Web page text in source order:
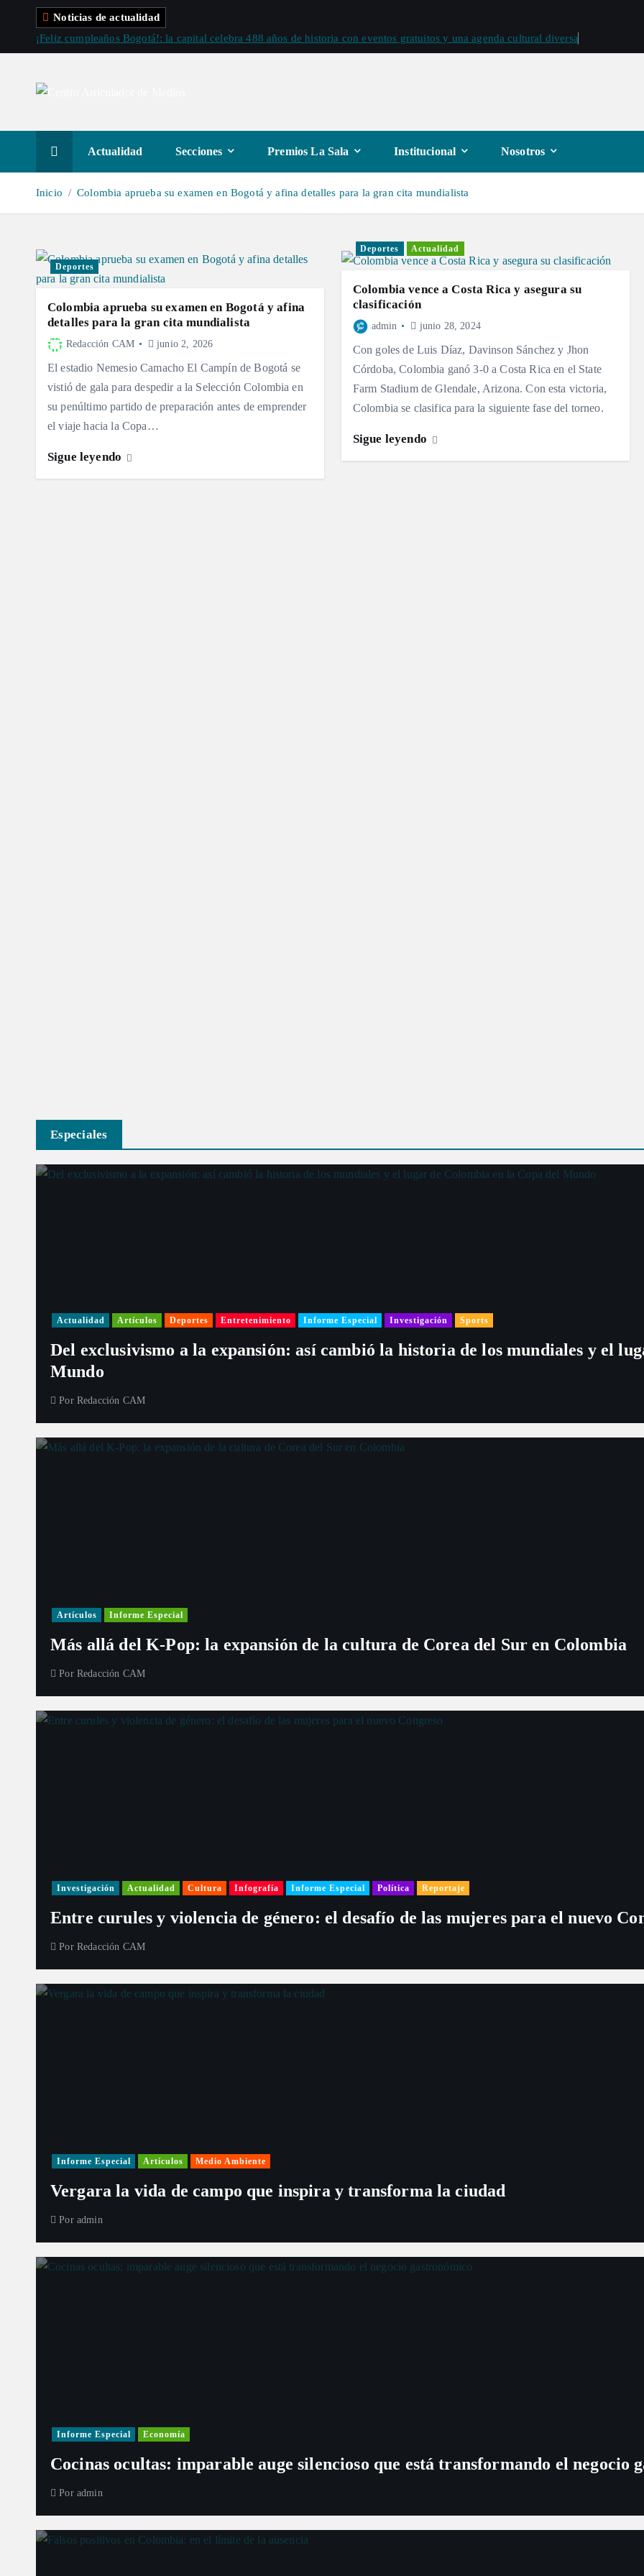
Noticias de actualidad
¡Feliz cumpleaños Bogotá!: la capital celebra 488 años de historia con eventos gratuitos y una agenda cultural diversa
Actualidad Secciones Premios La Sala Institucional Nosotros
Inicio Colombia aprueba su examen en Bogotá y afina detalles para la gran cita mundialista
Deportes
Colombia aprueba su examen en Bogotá y afina
detalles para la gran cita mundialista
Redacción CAM junio 2, 2026
El estadio Nemesio Camacho El Campín de Bogotá se
vistió de gala para despedir a la Selección Colombia en
su penúltimo partido de preparación antes de emprender
el viaje hacia la Copa…
Sigue leyendo
Deportes Actualidad
Colombia vence a Costa Rica y asegura su
clasificación
admin junio 28, 2024
Con goles de Luis Díaz, Davinson Sánchez y Jhon
Córdoba, Colombia ganó 3-0 a Costa Rica en el State
Farm Stadium de Glendale, Arizona. Con esta victoria,
Colombia se clasifica para la siguiente fase del torneo.
Sigue leyendo
Especiales
Actualidad Artículos Deportes Entretenimiento Informe Especial Investigación Sports
Del exclusivismo a la expansión: así cambió la historia de los mundiales y el
Mundo
Por Redacción CAM
Artículos Informe Especial
Más allá del K-Pop: la expansión de la cultura de Corea del Sur en Colombia
Por Redacción CAM
Investigación Actualidad Cultura Infografía Informe Especial Política Reportaje
Entre curules y violencia de género: el desafío de las mujeres para el nuevo
Por Redacción CAM
Informe Especial Artículos Medio Ambiente
Vergara la vida de campo que inspira y transforma la ciudad
Por admin
Informe Especial Economía
Cocinas ocultas: imparable auge silencioso que está transformando el negocio
Por admin